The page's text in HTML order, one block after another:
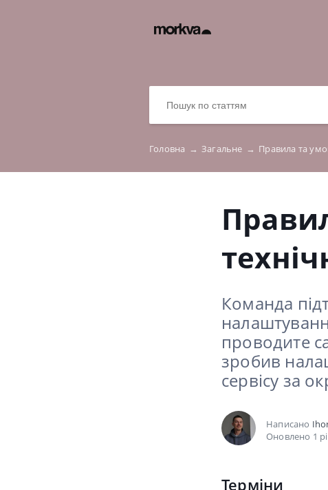
Головна → Загальне → Правила та
Команда
проводите
зробив
сервісу за
Написано
Оновлено 1
Терміни